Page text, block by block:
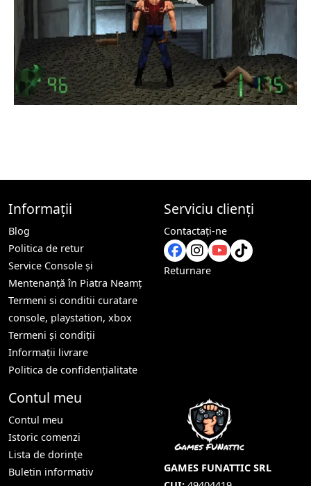
Informații
Blog
Politica de retur
Service Console și
Mentenanță în Piatra Neamț
Termeni si conditii curatare
console, playstation, xbox
Termeni și condiții
Informații livrare
Politica de confidențialitate
Serviciu clienți
Contactaţi-ne
Returnare
Contul meu
Contul meu
Istoric comenzi
Lista de dorințe
Buletin informativ
GAMES FUNATTIC SRL